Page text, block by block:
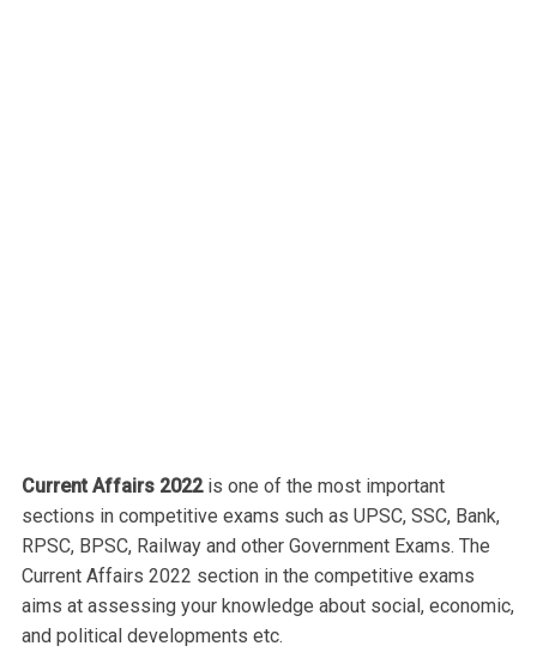
Current Affairs 2022is one of the most important
sections in competitive exams such as UPSC, SSC, Bank,
RPSC, BPSC, Railway and other Government Exams. The
Current Affairs 2022 section in the competitive exams
aims at assessing your knowledge about social, economic,
and political developments etc.